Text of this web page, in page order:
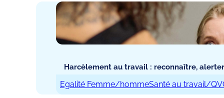
Harcèlement au travail : reconnaître,
Egalité Femme/hommeSanté au travail/